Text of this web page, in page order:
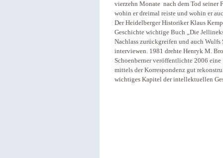
vierzehn Monate nach dem Tod seiner
wohin er dreimal reiste und wohin er
Der Heidelberger Historiker Klaus
Geschichte wichtige Buch „Die
Nachlass zurückgreifen und auch
interviewen. 1981 drehte Henryk M.
Schoenberner veröffentlichte 2006
mittels der Korrespondenz gut
wichtiges Kapitel der intellektuellen